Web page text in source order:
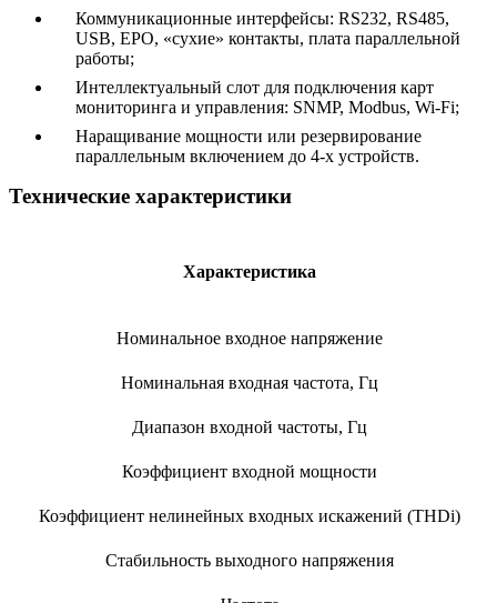
Коммуникационные интерфейсы: RS232, RS485,
USB, EPO, «сухие» контакты, плата параллельной
работы;
Интеллектуальный слот для подключения карт
мониторинга и управления: SNMP, Modbus, Wi-Fi;
Наращивание мощности или резервирование
параллельным включением до 4-х устройств.
Технические характеристики
Характеристика
Номинальное входное напряжение
Номинальная входная частота, Гц
Диапазон входной частоты, Гц
Коэффициент входной мощности
Коэффициент нелинейных входных искажений (THDi)
Стабильность выходного напряжения